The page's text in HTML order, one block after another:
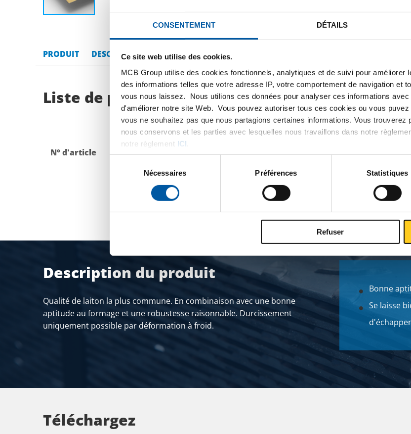
CONSENTEMENT DÉTAILS
Ce site web utilise des cookies.
MCB Group utilise des cookies fonctionnels, analytiques et de suivi pour améliorer
des informations telles que votre adresse IP, votre comportement de navigation et
vous nous laissez. Nous utilions ces données pour analyser ces informations
d'améliorer notre site Web. Vous pouvez autoriser tous ces cookies ou vous
vous ne souhaitez pas que nous partagions certaines informations. Vous
nous conservons et les parties avec lesquelles nous travaillons dans notre
notre règlement ICI
consentement
Nécessaires Préférences Statistiques
Refuser
PRODUIT DESCRIPTION DU PRODUIT LISTE DE PRIX BRUT
Liste de prix bruts: Tôle/feuillard laiton
N° d'article Description
Description du produit
Qualité de laiton la plus commune. En combinaison avec une bonne
aptitude au formage et une robustesse raisonnable. Durcissement
uniquement possible par déformation à froid.
Bonne
Se laisse
Téléchargez